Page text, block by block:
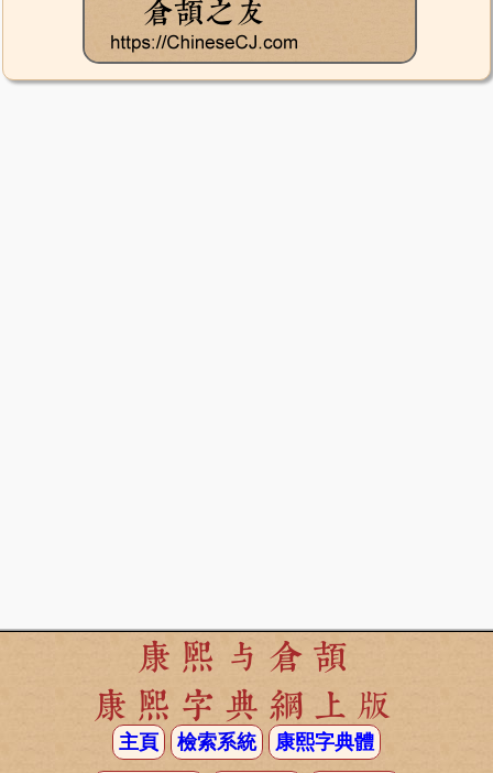
康熙与倉頡
康熙字典網上版
主頁 檢索系統 康熙字典體